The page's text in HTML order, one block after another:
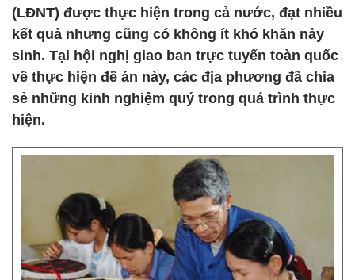
(LĐNT) được thực hiện trong cả nước, đạt nhiều
kết quả nhưng cũng có không ít khó khăn nảy
sinh. Tại hội nghị giao ban trực tuyến toàn quốc
về thực hiện đề án này, các địa phương đã chia
sẻ những kinh nghiệm quý trong quá trình thực
hiện.